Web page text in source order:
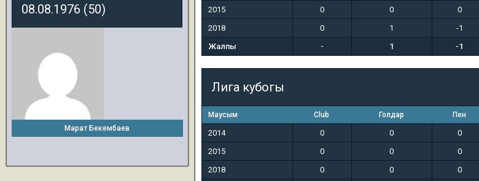
2015
0 0 0
2018
0 1 -1
Жалпы
- 1 -1
Лига кубогы
Маусым Club Голдар Пен
2014 0 0 0
2015
0 0 0
2018
0 0 0
08.08.1976 (50)
Марат Бекембаев